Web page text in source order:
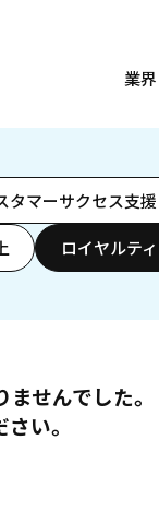
業界
タマーサクセス支援
ロイヤルティ
せんでした。
い。